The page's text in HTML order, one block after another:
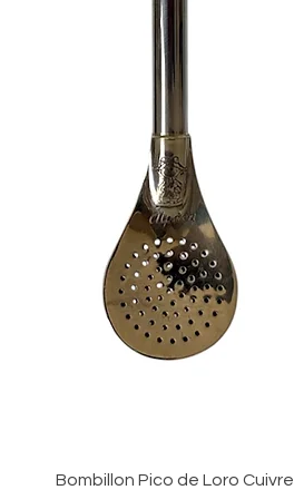
Quick View
Bombillon Pico de Loro Cuivre